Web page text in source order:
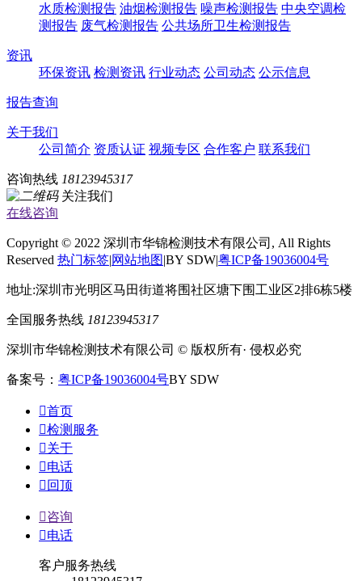
水质检测报告 油烟检测报告 噪声检测报告 中央空调检
测报告 废气检测报告 公共场所卫生检测报告
资讯
环保资讯 检测资讯 行业动态 公司动态 公示信息
报告查询
关于我们
公司简介 资质认证 视频专区 合作客户 联系我们
咨询热线 18123945317
关注我们
在线咨询
Copyright © 2022 深圳市华锦检测技术有限公司, All Rights
Reserved 热门标签|网站地图|BY SDW|粤ICP备19036004号
地址:深圳市光明区马田街道将围社区塘下围工业区2排6栋5楼
全国服务热线 18123945317
深圳市华锦检测技术有限公司 © 版权所有· 侵权必究
备案号： 粤ICP备19036004号BY SDW
首页
检测服务
关于
电话
 回顶
咨询
电话
客户服务热线